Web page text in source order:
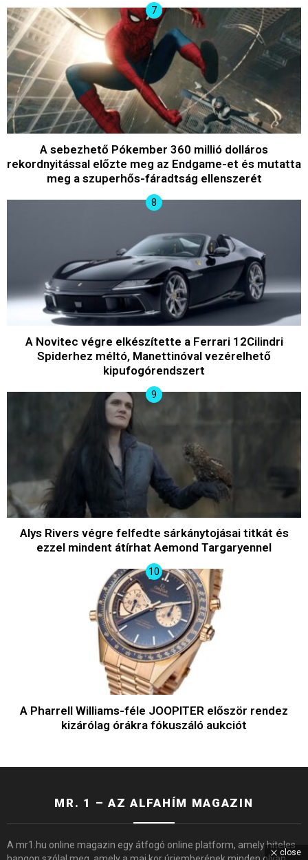
A sebezhető Pókember 360 millió dolláros
rekordnyitással előzte meg az Endgame-et és mutatta
meg a szuperhős-fáradtság ellenszerét
A Novitec végre elkészítette a Ferrari 12Cilindri
Spiderhez méltó, Manettinóval vezérelhető
kipufogórendszert
Alys Rivers végre felfedte sárkánytojásai titkát és
ezzel mindent átírhat Aemond Targaryennel
A Pharrell Williams-féle JOOPITER először rendez
kizárólag órákra fókuszáló aukciót
MR. 1 – AZ ALFAHÍM MAGAZIN
A mr1.hu online magazin egy átfogó online platform, amely hiteles
close